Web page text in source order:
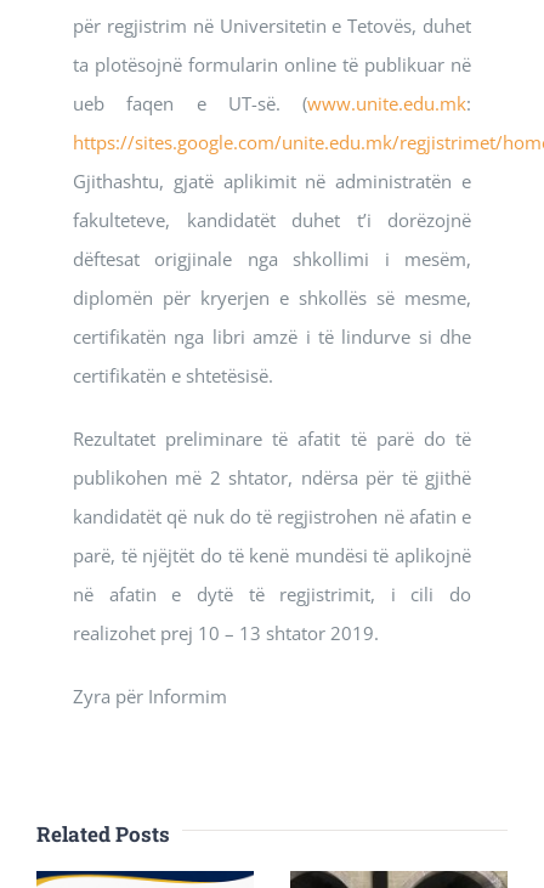
për regjistrim në Universitetin e Tetovës, duhet
ta plotësojnë formularin online të publikuar në
ueb faqen e UT-së. (www.unite.edu.mk:
https://sites.google.com/unite.edu.mk/regjistrimet/
Gjithashtu, gjatë aplikimit në administratën e
fakulteteve, kandidatët duhet t’i dorëzojnë
dëftesat origjinale nga shkollimi i mesëm,
diplomën për kryerjen e shkollës së mesme,
certifikatën nga libri amzë i të lindurve si dhe
certifikatën e shtetësisë.
Rezultatet preliminare të afatit të parë do të
publikohen më 2 shtator, ndërsa për të gjithë
kandidatët që nuk do të regjistrohen në afatin e
parë, të njëjtët do të kenë mundësi të aplikojnë
në afatin e dytë të regjistrimit, i cili do
realizohet prej 10 – 13 shtator 2019.
Zyra për Informim
Related Posts